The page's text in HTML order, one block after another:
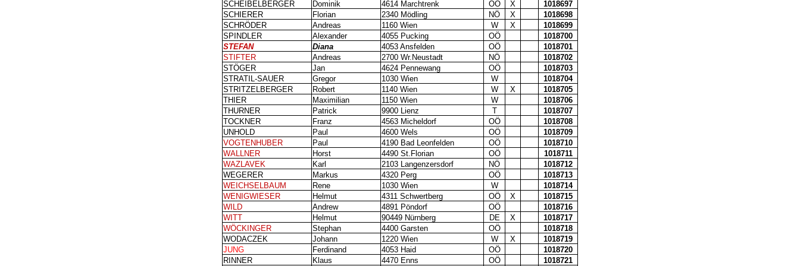
SCHEIBELBERGER Dominik 4614 Marchtrenk OÖ X
1018697
SCHIERER
Florian 2340 Mödling NÖ X
1018698
SCHRÖDER
Andreas 1160 Wien W X
1018699
SPINDLER
Alexander 4055 Pucking OÖ
1018700
STEFAN
Diana 4053 Ansfelden OÖ
1018701
STIFTER
Andreas 2700 Wr.Neustadt NÖ
1018702
STÖGER
Jan 4624 Pennewang OÖ
1018703
STRATIL-SAUER
Gregor 1030 Wien W
1018704
STRITZELBERGER
Robert 1140 Wien W X
1018705
THIER
Maximilian 1150 Wien W
1018706
THURNER
Patrick 9900 Lienz T
1018707
TOCKNER
Franz 4563 Micheldorf OÖ
1018708
UNHOLD
Paul 4600 Wels OÖ
1018709
VOGTENHUBER
Paul 4190 Bad Leonfelden OÖ
1018710
WALLNER
Horst 4490 St.Florian OÖ
1018711
WAZLAVEK
Karl 2103 Langenzersdorf NÖ
1018712
WEGERER
Markus 4320 Perg OÖ
1018713
WEICHSELBAUM
Rene 1030 Wien W
1018714
WENIGWIESER
Helmut 4311 Schwertberg OÖ X
1018715
WILD
Andrew 4891 Pöndorf OÖ
1018716
WITT
Helmut 90449 Nürnberg DE X
1018717
WÖCKINGER
Stephan 4400 Garsten OÖ
1018718
WODACZEK
Johann 1220 Wien W X
1018719
JUNG
Ferdinand 4053 Haid OÖ
1018720
RINNER
Klaus 4470 Enns OÖ 1018721